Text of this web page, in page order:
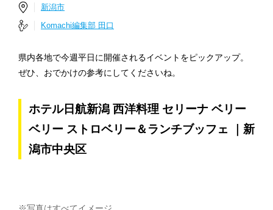
新潟市
Komachi編集部 田口
県内各地で今週平日に開催されるイベントをピックアップ。
ぜひ、おでかけの参考にしてくださいね。
ホテル日航新潟 西洋料理 セリーナ ベリー
ベリー ストロベリー＆ランチブッフェ ｜新
潟市中央区